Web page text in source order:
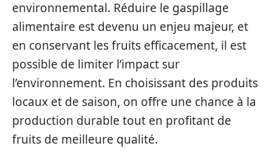
environnemental. Réduire le gaspillage
alimentaire est devenu un enjeu majeur, et
en conservant les fruits efficacement, il est
possible de limiter l’impact sur
l’environnement. En choisissant des produits
locaux et de saison, on offre une chance à la
production durable tout en profitant de
fruits de meilleure qualité.